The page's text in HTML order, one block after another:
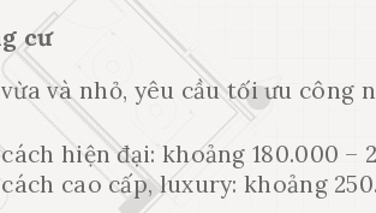
cư
và nhỏ, yêu cầu tối ưu công
hiện đại: khoảng 180.000 –
cao cấp, luxury: khoảng